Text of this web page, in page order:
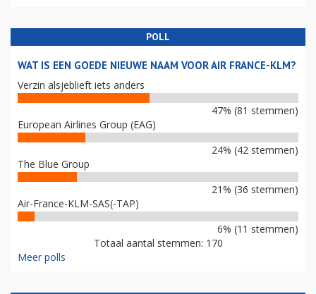
POLL
WAT IS EEN GOEDE NIEUWE NAAM VOOR AIR FRANCE-KLM?
Verzin alsjeblieft iets anders
47% (81 stemmen)
European Airlines Group (EAG)
24% (42 stemmen)
The Blue Group
21% (36 stemmen)
Air-France-KLM-SAS(-TAP)
6% (11 stemmen)
Totaal aantal stemmen: 170
Meer polls